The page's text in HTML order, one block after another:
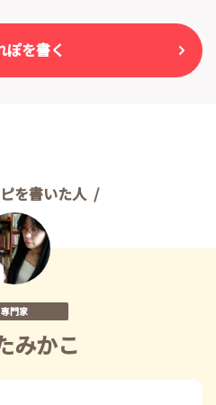
ぽを書く
を書いた人
専門家
みかこ